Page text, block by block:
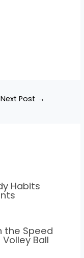
Next Post →
Habits
the Speed
Ball